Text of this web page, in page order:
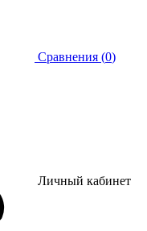
Сравнения (0)
Личный кабинет